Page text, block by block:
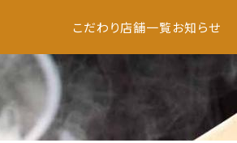
こだわり店舗一覧お知らせ